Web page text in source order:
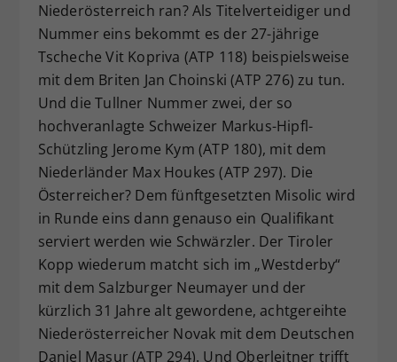
Niederösterreich ran? Als Titelverteidiger und
Nummer eins bekommt es der 27-jährige
Tscheche Vit Kopriva (ATP 118) beispielsweise
mit dem Briten Jan Choinski (ATP 276) zu tun.
Und die Tullner Nummer zwei, der so
hochveranlagte Schweizer Markus-Hipfl-
Schützling Jerome Kym (ATP 180), mit dem
Niederländer Max Houkes (ATP 297). Die
Österreicher? Dem fünftgesetzten Misolic wird
in Runde eins dann genauso ein Qualifikant
serviert werden wie Schwärzler. Der Tiroler
Kopp wiederum matcht sich im „Westderby“
mit dem Salzburger Neumayer und der
kürzlich 31 Jahre alt gewordene, achtgereihte
Niederösterreicher Novak mit dem Deutschen
Daniel Masur (ATP 294). Und Oberleitner trifft